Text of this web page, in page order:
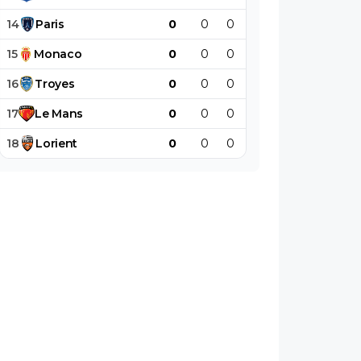
14 Paris 0 0 0
15 Monaco 0 0 0
16 Troyes 0 0 0
17 Le Mans 0 0 0
18 Lorient 0 0 0